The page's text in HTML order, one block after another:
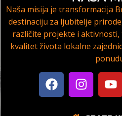
Naša misija je transformacija
destinaciju za ljubitelje
različite projekte i
kvalitet života lokalne